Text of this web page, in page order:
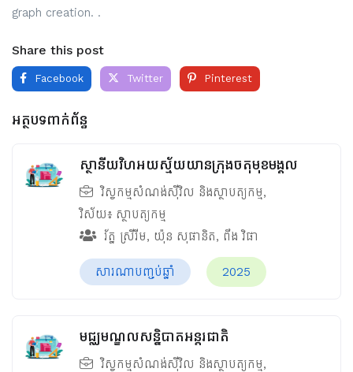
graph creation. .
Share this post
Facebook Twitter Pinterest
អត្ថបទពាក់ព័ន្ធ
ស្ថានីយវិហអយស្ម័យយានក្រុងចតុមុខមង្គល
វិស្វកម្មសំណង់ស៊ីវិល និងស្ថាបត្យកម្ម,
វិស័យ៖ ស្ថាបត្យកម្ម
រ័ត្ន ស្រីរីម, យ៉ុន សុផានិត, ពឹង វិផា
សារណាបញ្ចប់ឆ្នាំ 2025
មជ្ឈមណ្ឌលសន្និបាតអន្តរជាតិ
វិស្វកម្មសំណង់ស៊ីវិល និងស្ថាបត្យកម្ម,